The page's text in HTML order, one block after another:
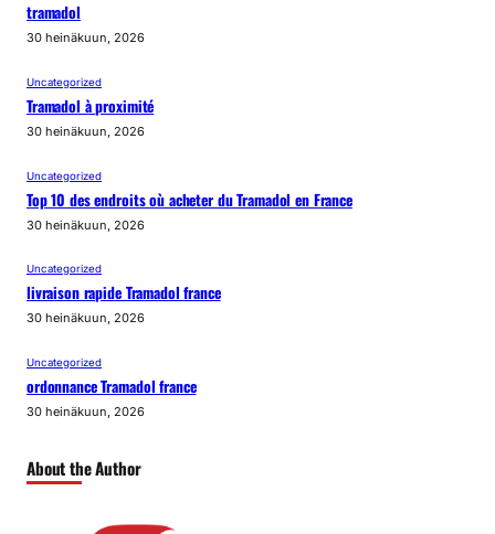
tramadol
30 heinäkuun, 2026
Uncategorized
Tramadol à proximité
30 heinäkuun, 2026
Uncategorized
Top 10 des endroits où acheter du Tramadol en France
30 heinäkuun, 2026
Uncategorized
livraison rapide Tramadol france
30 heinäkuun, 2026
Uncategorized
ordonnance Tramadol france
30 heinäkuun, 2026
About the Author